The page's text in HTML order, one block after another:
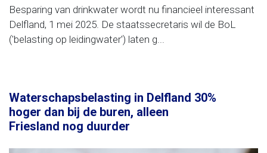
Besparing van drinkwater wordt nu financieel interessant
Delfland, 1 mei 2025. De staatssecretaris wil de BoL
('belasting op leidingwater') laten g...
Waterschapsbelasting in Delfland 30%
hoger dan bij de buren, alleen
Friesland nog duurder